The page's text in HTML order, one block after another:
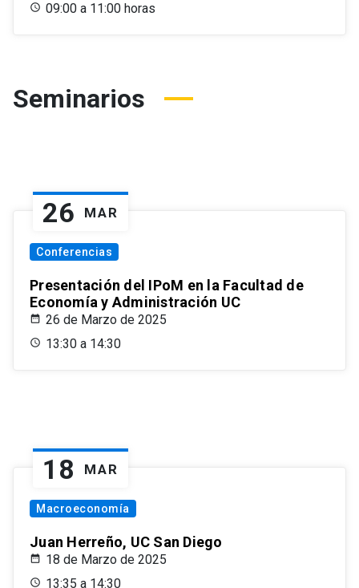
09:00 a 11:00 horas
Seminarios
26 MAR
Conferencias
Presentación del IPoM en la Facultad de
Economía y Administración UC
26 de Marzo de 2025
13:30 a 14:30
18 MAR
Macroeconomía
Juan Herreño, UC San Diego
18 de Marzo de 2025
13:35 a 14:30